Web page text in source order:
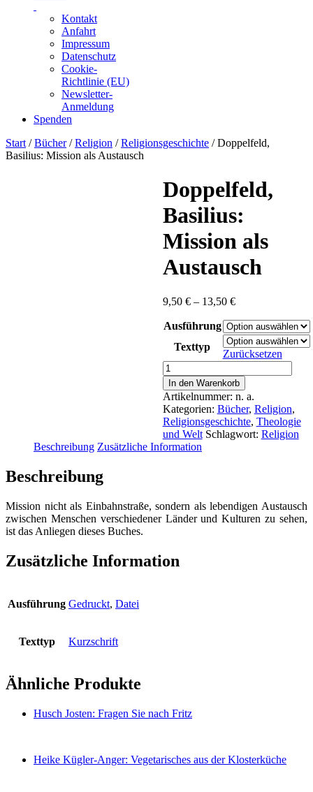
Kontakt
Anfahrt
Impressum
Datenschutz
Cookie-
Richtlinie (EU)
Newsletter-
Anmeldung
Spenden
Skip
to
Start /Bücher/Religion /Religionsgeschichte / Doppelfeld,
Basilius: Mission als Austausch
Doppelfeld,
Basilius:
Mission als
Austausch
9,50 € – 13,50 €Preisspanne:
bis
13,50 €
Ausführung
Texttyp
Zurücksetzen
Doppelfeld,
Basilius:
Mission
als
Austausch
Menge
In den Warenkorb
Artikelnummer: n. a.
Kategorien: Bücher, Religion,
Religionsgeschichte, Theologie
und Welt Schlagwort: Religion
Beschreibung Zusätzliche Information
Beschreibung
Mission nicht als Einbahnstraße, sondern als lebendigen Austausch
zwischen Menschen verschiedener Länder und Kulturen zu sehen,
ist das Anliegen dieses Buches.
Zusätzliche Information
Ausführung Gedruckt, Datei
Texttyp Kurzschrift
Ähnliche Produkte
Husch Josten: Fragen Sie nach Fritz
Heike Kügler-Anger: Vegetarisches aus der Klosterküche